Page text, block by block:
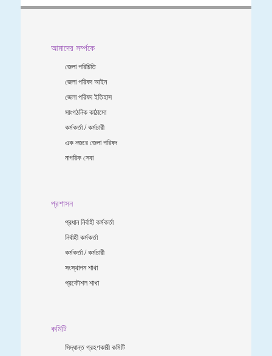
আমাদের সর্ম্পকে
জেলা পরিচিতি
জেলা পরিষদ আইন
জেলা পরিষদ ইতিহাস
সাংগঠনিক কাঠামো
কর্মকর্তা / কর্মচারী
এক নজরে জেলা পরিষদ
নাগরিক সেবা
প্রশাসন
প্রধান নির্বাহী কর্মকর্তা
নির্বাহী কর্মকর্তা
কর্মকর্তা / কর্মচারী
সংস্থাপন শাখা
প্রকৌশল শাখা
কমিটি
সিদ্ধান্ত গ্রহণকারী কমিটি